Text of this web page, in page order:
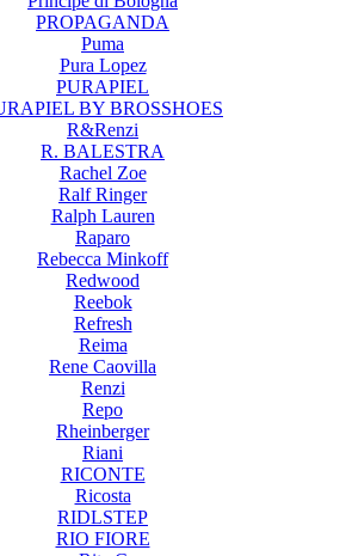
PROPAGANDA
Puma
Pura Lopez
PURAPIEL
BY BROSSHOES
R&Renzi
R. BALESTRA
Rachel Zoe
Ralf Ringer
Ralph Lauren
Raparo
Rebecca Minkoff
Redwood
Reebok
Refresh
Reima
Rene Caovilla
Renzi
Repo
Rheinberger
Riani
RICONTE
Ricosta
RIDLSTEP
RIO FIORE